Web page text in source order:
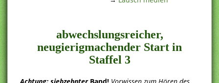
abwechslungsreicher,
neugierigmachender Start in
Staffel 3